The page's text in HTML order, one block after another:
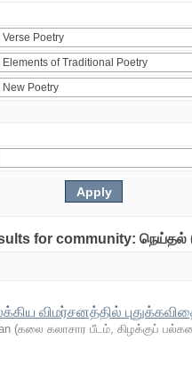
for community: நெய்தல்
விமர்சனத்தில்
(கலை கலாசார பீடம், கிழக்குப்